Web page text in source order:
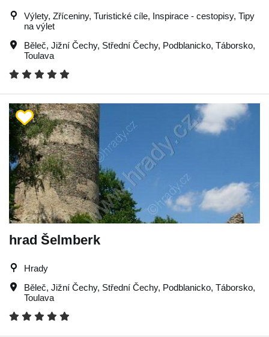
Výlety, Zříceniny, Turistické cíle, Inspirace - cestopisy, Tipy
na výlet
Běleč, Jižní Čechy, Střední Čechy, Podblanicko, Táborsko,
Toulava
hrad Šelmberk
Hrady
Běleč, Jižní Čechy, Střední Čechy, Podblanicko, Táborsko,
Toulava